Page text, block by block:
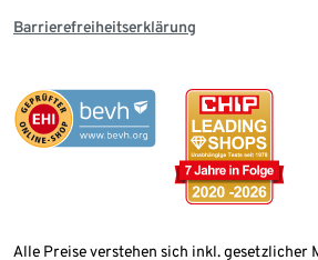
Barrierefreiheitserklärung
Alle Preise verstehen sich inkl. gesetzlicher